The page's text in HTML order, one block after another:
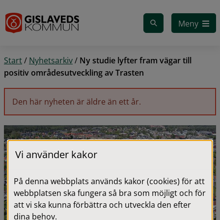
Meny
Start/ Nyhetsarkiv/ Ny studie lyfter fram vägar till
positiv områdesutveckling av Trasten
Den här nyheten är äldre än ett år.
Vi använder kakor
På denna webbplats används kakor (cookies) för att
webbplatsen ska fungera så bra som möjligt och för
att vi ska kunna förbättra och utveckla den efter
dina behov.